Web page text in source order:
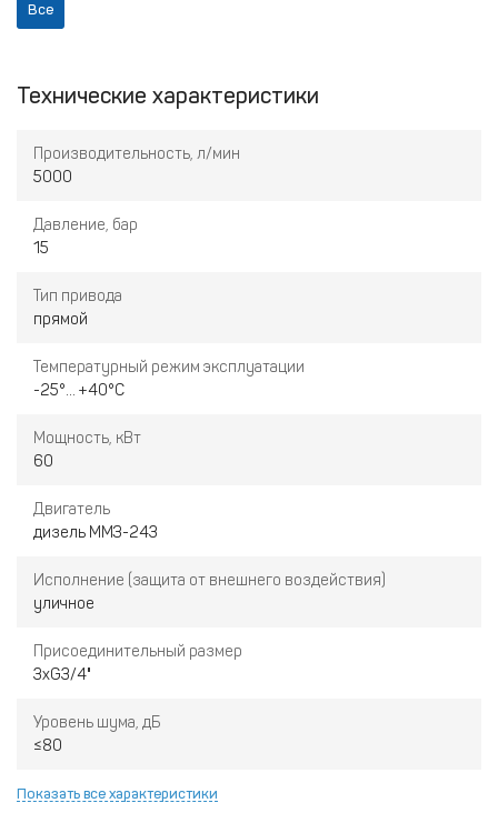
Все
Технические характеристики
Производительность, л/мин
5000
Давление, бар
15
Тип привода
прямой
Температурный режим эксплуатации
-25°... +40°С
Мощность, кВт
60
Двигатель
дизель ММЗ-243
Исполнение (защита от внешнего воздействия)
уличное
Присоединительный размер
3хG3/4"
Уровень шума, дБ
≤80
Показать все характеристики